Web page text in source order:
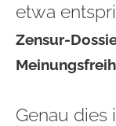
etwa
Zensur-
Genau dies